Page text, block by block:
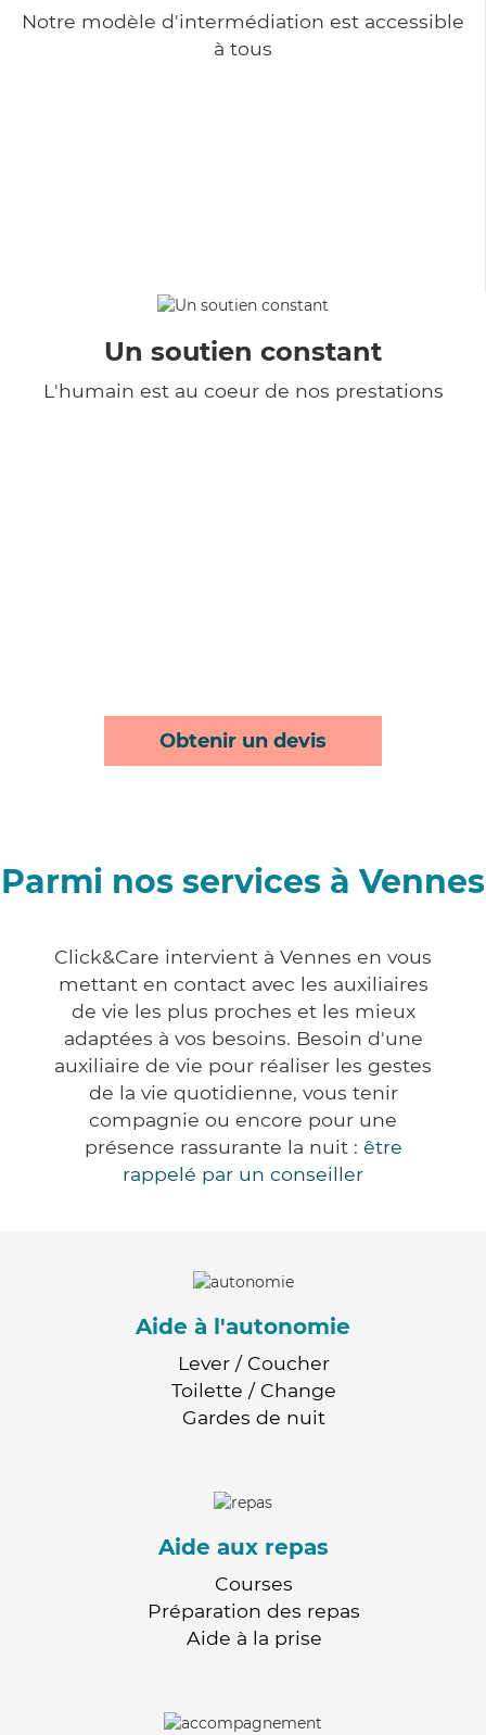
Notre modèle d'intermédiation est accessible
à tous
Un soutien constant
L'humain est au coeur de nos prestations
Obtenir un devis
Parmi nos services à Vennes
Click&Care intervient à Vennes en vous
mettant en contact avec les auxiliaires
de vie les plus proches et les mieux
adaptées à vos besoins. Besoin d'une
auxiliaire de vie pour réaliser les gestes
de la vie quotidienne, vous tenir
compagnie ou encore pour une
présence rassurante la nuit : être
rappelé par un conseiller
Aide à l'autonomie
Lever / Coucher
Toilette / Change
Gardes de nuit
Aide aux repas
Courses
Préparation des repas
Aide à la prise